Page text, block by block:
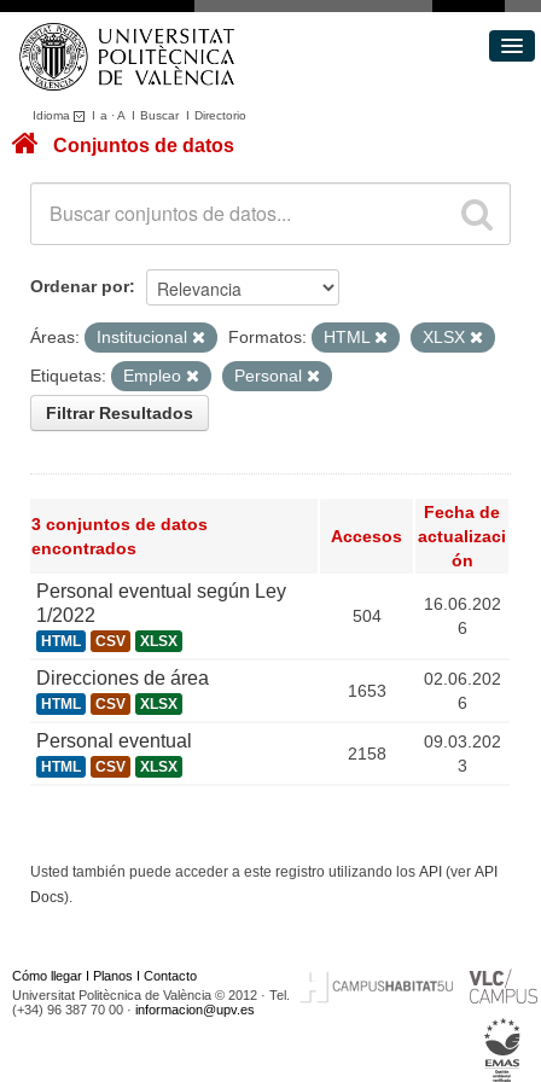
Idioma I a ·A I BuscarI Directorio
Conjuntos de datos
Acerca de
Portal de Transparencia
Conjuntos de datos
Ordenar por
Áreas: Institucional Formatos: HTML
XLSX
Etiquetas:
Empleo
Personal
Filtrar Resultados
3 conjuntos de datos
encontrados
Accesos
Fecha de
actualizaci
ón
Personal eventual según Ley
1/2022
HTML CSV XLSX
504
16.06.202
6
Direcciones de área
HTML CSV XLSX
1653
02.06.202
6
Personal eventual
HTML CSV XLSX
2158
09.03.202
3
Usted también puede acceder a este registro utilizando los API (ver API
Docs).
Cómo llegar I Planos I Contacto
Universitat Politècnica de València © 2012 · Tel.
(+34) 96 387 70 00 · informacion@upv.es